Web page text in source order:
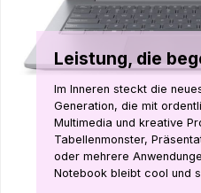
Leistung, die
Im Inneren steckt die
Generation, die mit
Multimedia und kreative
Tabellenmonster,
oder mehrere
Notebook bleibt cool und